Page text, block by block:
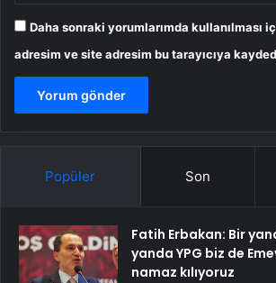
Daha sonraki yorumlarımda kullanılması
adresim ve site adresim bu tarayıcıya
Popüler Son
Fatih Erbakan: Bir
yanda YPG biz de
namaz kılıyoruz